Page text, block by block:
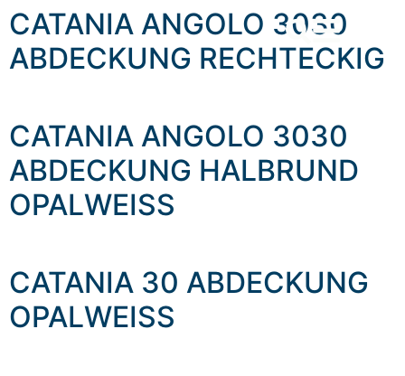
content
CATANIA ANGOLO 3030
ABDECKUNG RECHTECKIG
CATANIA ANGOLO 3030
ABDECKUNG HALBRUND
OPALWEISS
CATANIA 30 ABDECKUNG
OPALWEISS